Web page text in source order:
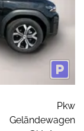
Pkw
Geländewagen